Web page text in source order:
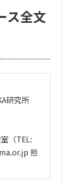
ス全文
研究所
（TEL:
担